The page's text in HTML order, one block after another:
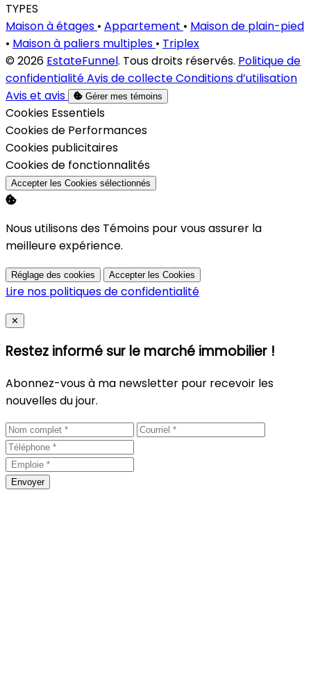
TYPES
Maison à étages • Appartement • Maison de plain-pied
• Maison à paliers multiples • Triplex
© 2026 EstateFunnel. Tous droits réservés. Politique de
confidentialitéAvis de collecteConditions d’utilisation
Avis et avis
Gérer mes témoins
Activer
Cookies Essentiels
Activer
Cookies de Performances
Activer
Cookies publicitaires
Activer
Cookies de fonctionnalités
Accepter les Cookies sélectionnés
Nous utilisons des Témoins pour vous assurer la
meilleure expérience.
Réglage des cookies Accepter les Cookies
Lire nos politiques de confidentialité
Close
✕
Restez informé sur le marché immobilier !
Abonnez-vous à ma newsletter pour recevoir les
nouvelles du jour.
Envoyer